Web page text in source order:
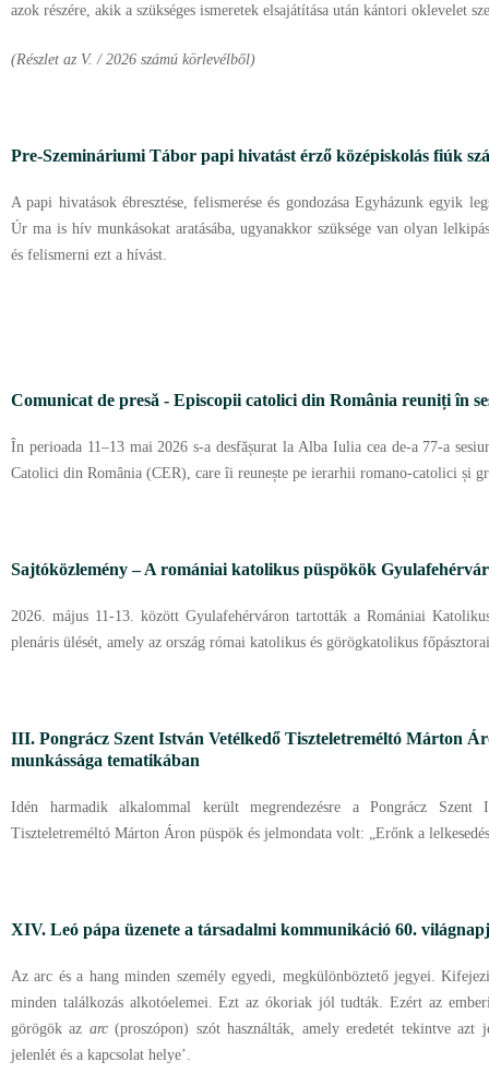
azok részére, akik a szükséges ismeretek elsajátítása után kántori oklevelet
(Részlet az V. / 2026 számú körlevélből)
Pre-Szemináriumi Tábor papi hivatást érző középiskolás fiúk
A papi hivatások ébresztése, felismerése és gondozása Egyházunk egyik
Úr ma is hív munkásokat aratásába, ugyanakkor szüksége van olyan
és felismerni ezt a hívást.
Comunicat de presă - Episcopii catolici din România reuniți în
În perioada 11–13 mai 2026 s-a desfășurat la Alba Iulia cea de-a 77-a
Catolici din România (CER), care îi reunește pe ierarhii romano-catolici și
Sajtóközlemény – A romániai katolikus püspökök
2026. május 11-13. között Gyulafehérváron tartották a Romániai
plenáris ülését, amely az ország római katolikus és görögkatolikus
III. Pongrácz Szent István Vetélkedő Tiszteletreméltó Márton
munkássága tematikában
Idén harmadik alkalommal került megrendezésre a Pongrácz Szent
Tiszteletreméltó Márton Áron püspök és jelmondata volt: „Erőnk a
XIV. Leó pápa üzenete a társadalmi kommunikáció 60.
Az arc és a hang minden személy egyedi, megkülönböztető jegyei.
minden találkozás alkotóelemei. Ezt az ókoriak jól tudták. Ezért az
görögök az arc(proszópon) szót használták, amely eredetét tekintve azt
jelenlét és a kapcsolat helye’.